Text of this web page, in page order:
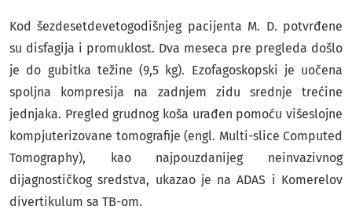
Kod šezdesetdevetogodišnjeg pacijenta M. D. potvrđene
su disfagija i promuklost. Dva meseca pre pregleda došlo
je do gubitka težine (9,5 kg). Ezofagoskopski je uočena
spoljna kompresija na zadnjem zidu srednje trećine
jednjaka. Pregled grudnog koša urađen pomoću višeslojne
kompjuterizovane tomografije (engl. Multi-slice Computed
Tomography), kao najpouzdanijeg neinvazivnog
dijagnostičkog sredstva, ukazao je na ADAS i Komerelov
divertikulum sa TB-om.